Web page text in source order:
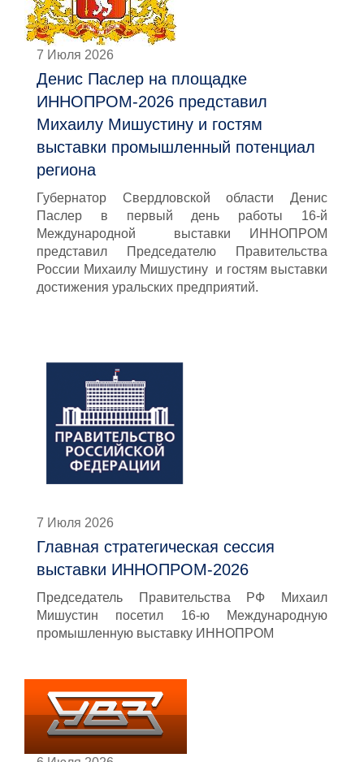
7 Июля 2026
Денис Паслер на площадке
ИННОПРОМ-2026 представил
Михаилу Мишустину и гостям
выставки промышленный потенциал
региона
Губернатор Свердловской области Денис
Паслер в первый день работы 16-й
Международной выставки ИННОПРОМ
представил Председателю Правительства
России Михаилу Мишустину и гостям выставки
достижения уральских предприятий.
7 Июля 2026
Главная стратегическая сессия
выставки ИННОПРОМ-2026
Председатель Правительства РФ Михаил
Мишустин посетил 16-ю Международную
промышленную выставку ИННОПРОМ